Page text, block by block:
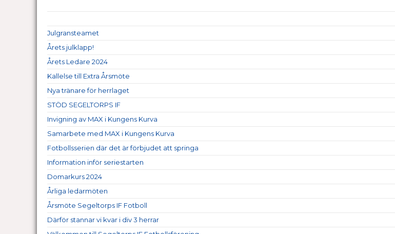
Julgransteamet
Årets julklapp!
Årets Ledare 2024
Kallelse till Extra Årsmöte
Nya tränare för herrlaget
STÖD SEGELTORPS IF
Invigning av MAX i Kungens Kurva
Samarbete med MAX i Kungens Kurva
Fotbollsserien där det är förbjudet att springa
Information inför seriestarten
Domarkurs 2024
Årliga ledarmöten
Årsmöte Segeltorps IF Fotboll
Därför stannar vi kvar i div 3 herrar